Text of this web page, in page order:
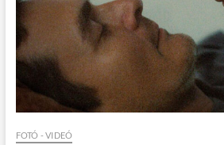
FOTÓ - VIDEÓ